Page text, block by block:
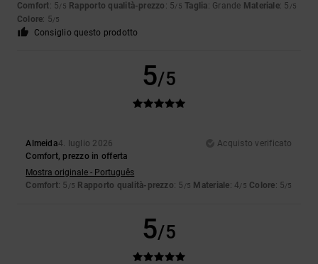
Comfort: 5/5 Rapporto qualità-prezzo : 5/5 Taglia: Grande Materiale: 5 /5
Colore: 5/5
Consiglio questo prodotto
5/5
Almeida4. luglio 2026
Acquisto verificato
Comfort, prezzo in offerta
Mostra originale - Português
Comfort: 5 /5 Rapporto qualità-prezzo: 5 /5 Materiale: 4/5 Colore: 5/5
5/5